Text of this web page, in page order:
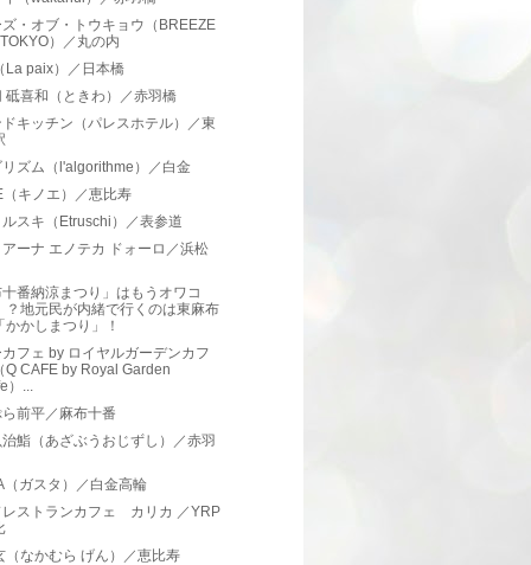
・オブ・トウキョウ（BREEZE
）／丸の内
La paix）／日本橋
砥喜和（ときわ）／赤羽橋
キッチン（パレスホテル）／東
ズム（l'algorithme）／白金
（キノエ）／恵比寿
スキ（Etruschi）／表参道
ーナ エノテカ ドォーロ／浜松
番納涼まつり」はもうオワコ
？地元民が内緒で行くのは東麻布
かかしまつり」！
フェ by ロイヤルガーデンカフ
Q CAFE by Royal Garden
）...
前平／麻布十番
鮨（あざぶうおじずし）／赤羽
（ガスタ）／白金高輪
レストランカフェ カリカ ／YRP
（なかむら げん）／恵比寿